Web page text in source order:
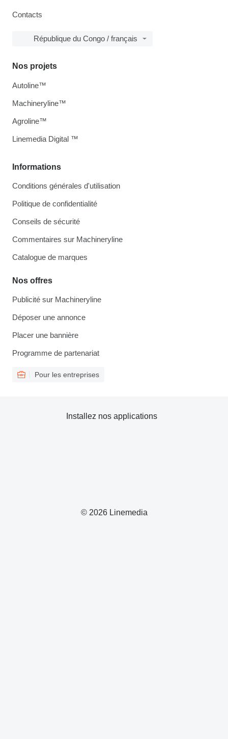
Contacts
République du Congo / français
Informations
Conditions générales d'utilisation
Politique de confidentialité
Conseils de sécurité
Commentaires sur Machineryline
Catalogue de marques
Nos offres
Publicité sur Machineryline
Déposer une annonce
Placer une bannière
Programme de partenariat
Pour les entreprises
Nos projets
Autoline™
Machineryline™
Agroline™
Linemedia Digital ™
© 2026 Linemedia
Installez nos applications